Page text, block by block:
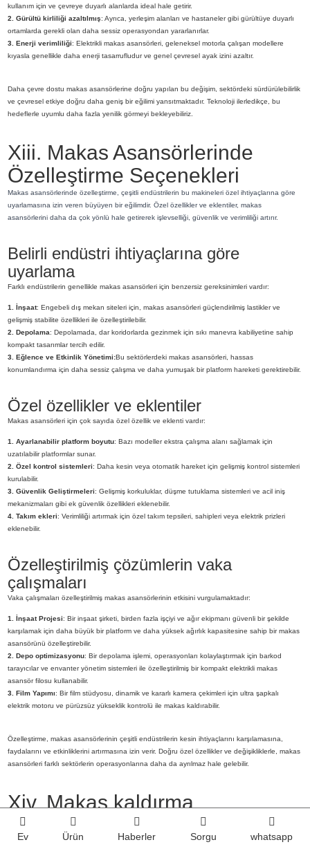
kullanım için ve çevreye duyarlı alanlarda ideal hale getirir.
2. Gürültü kirliliği azaltılmış: Ayrıca, yerleşim alanları ve hastaneler gibi gürültüye duyarlı
ortamlarda gerekli olan daha sessiz operasyondan yararlanırlar.
3. Enerji verimliliği: Elektrikli makas asansörleri, geleneksel motorla çalışan modellere
kıyasla genellikle daha enerji tasarrufludur ve genel çevresel ayak izini azaltır.
Daha çevre dostu makas asansörlerine doğru yapılan bu değişim, sektördeki sürdürülebilirlik
ve çevresel etkiye doğru daha geniş bir eğilimi yansıtmaktadır. Teknoloji ilerledikçe, bu
hedeflerle uyumlu daha fazla yenilik görmeyi bekleyebiliriz.
Xiii. Makas Asansörlerinde
Özelleştirme Seçenekleri
Makas asansörlerinde özelleştirme, çeşitli endüstrilerin bu makineleri özel ihtiyaçlarına göre
uyarlamasına izin veren büyüyen bir eğilimdir. Özel özellikler ve eklentiler, makas
asansörlerini daha da çok yönlü hale getirerek işlevselliği, güvenlik ve verimliliği artırır.
Belirli endüstri ihtiyaçlarına göre
uyarlama
Farklı endüstrilerin genellikle makas asansörleri için benzersiz gereksinimleri vardır:
1. İnşaat: Engebeli dış mekan siteleri için, makas asansörleri güçlendirilmiş lastikler ve
gelişmiş stabilite özellikleri ile özelleştirilebilir.
2. Depolama: Depolamada, dar koridorlarda gezinmek için sıkı manevra kabiliyetine sahip
kompakt tasarımlar tercih edilir.
3. Eğlence ve Etkinlik Yönetimi:Bu sektörlerdeki makas asansörleri, hassas
konumlandırma için daha sessiz çalışma ve daha yumuşak bir platform hareketi gerektirebilir.
Özel özellikler ve eklentiler
Makas asansörleri için çok sayıda özel özellik ve eklenti vardır:
1. Ayarlanabilir platform boyutu: Bazı modeller ekstra çalışma alanı sağlamak için
uzatılabilir platformlar sunar.
2. Özel kontrol sistemleri: Daha kesin veya otomatik hareket için gelişmiş kontrol sistemleri
kurulabilir.
3. Güvenlik Geliştirmeleri: Gelişmiş korkuluklar, düşme tutuklama sistemleri ve acil iniş
mekanizmaları gibi ek güvenlik özellikleri eklenebilir.
4. Takım ekleri: Verimliliği artırmak için özel takım tepsileri, sahipleri veya elektrik prizleri
eklenebilir.
Özelleştirilmiş çözümlerin vaka
çalışmaları
Vaka çalışmaları özelleştirilmiş makas asansörlerinin etkisini vurgulamaktadır:
1. İnşaat Projesi: Bir inşaat şirketi, birden fazla işçiyi ve ağır ekipmanı güvenli bir şekilde
karşılamak için daha büyük bir platform ve daha yüksek ağırlık kapasitesine sahip bir makas
asansörünü özelleştirebilir.
2. Depo optimizasyonu: Bir depolama işlemi, operasyonları kolaylaştırmak için barkod
tarayıcılar ve envanter yönetim sistemleri ile özelleştirilmiş bir kompakt elektrikli makas
asansör filosu kullanabilir.
3. Film Yapımı: Bir film stüdyosu, dinamik ve kararlı kamera çekimleri için ultra şapkalı
elektrik motoru ve pürüzsüz yükseklik kontrolü ile makas kaldırabilir.
Özelleştirme, makas asansörlerinin çeşitli endüstrilerin kesin ihtiyaçlarını karşılamasına,
faydalarını ve etkinliklerini artırmasına izin verir. Doğru özel özellikler ve değişikliklerle, makas
asansörleri farklı sektörlerin operasyonlarına daha da ayrılmaz hale gelebilir.
Xiv. Makas kaldırma
işlemlerinde zorluklar ve
Ev Ürün Haberler Sorgu whatsapp